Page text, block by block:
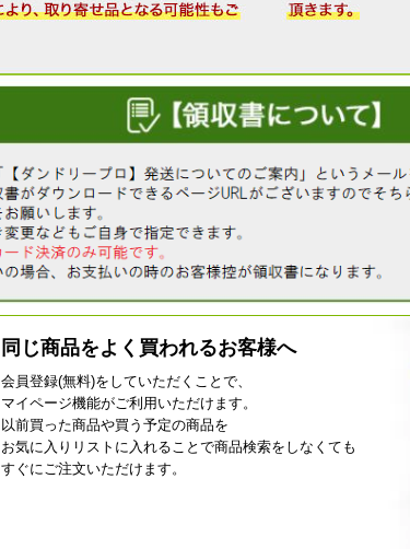
同じ商品をよく買われるお客様へ
会員登録(無料)をしていただくことで、
マイページ機能がご利用いただけます。
以前買った商品や買う予定の商品を
お気に入りリストに入れることで商品検索をしなくても
すぐにご注文いただけます。